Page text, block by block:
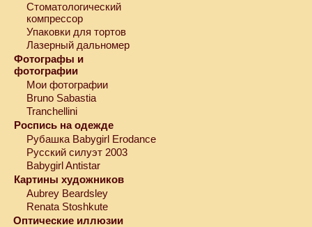
Стоматологический
компрессор
Упаковки для тортов
Лазерный дальномер
Фотографы и
фотографии
Мои фотографии
Bruno Sabastia
Tranchellini
Роспись на одежде
Рубашка Babygirl Erodance
Русский силуэт 2003
Babygirl Antistar
Картины художников
Aubrey Beardsley
Renata Stoshkute
Оптические иллюзии